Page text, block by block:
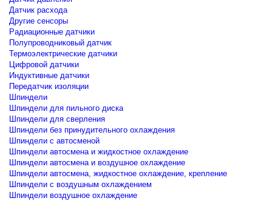
Датчик расхода
Другие сенсоры
Радиационные датчики
Полупроводниковый датчик
Термоэлектрические датчики
Цифровой датчики
Индуктивные датчики
Передатчик изоляции
Шпиндели
Шпиндели для пильного диска
Шпиндели для сверления
Шпиндели без принудительного охлаждения
Шпиндели с автосменой
Шпиндели автосмена и жидкостное охлаждение
Шпиндели автосмена и воздушное охлаждение
Шпиндели автосмена, жидкостное охлаждение, крепление
Шпиндели с воздушным охлаждением
Шпиндели воздушное охлаждение